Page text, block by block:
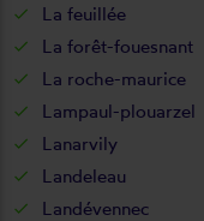
La feuillée
La forêt-fouesnant
La roche-maurice
Lampaul-plouarzel
Lanarvily
Landeleau
Landévennec